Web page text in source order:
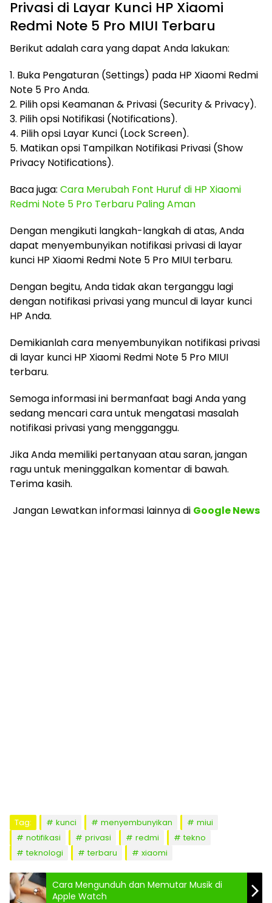
Privasi di Layar Kunci HP Xiaomi
Redmi Note 5 Pro MIUI Terbaru
Berikut adalah cara yang dapat Anda lakukan:
1. Buka Pengaturan (Settings) pada HP Xiaomi Redmi
Note 5 Pro Anda.
2. Pilih opsi Keamanan & Privasi (Security & Privacy).
3. Pilih opsi Notifikasi (Notifications).
4. Pilih opsi Layar Kunci (Lock Screen).
5. Matikan opsi Tampilkan Notifikasi Privasi (Show
Privacy Notifications).
Baca juga: Cara Merubah Font Huruf di HP Xiaomi
Redmi Note 5 Pro Terbaru Paling Aman
Dengan mengikuti langkah-langkah di atas, Anda
dapat menyembunyikan notifikasi privasi di layar
kunci HP Xiaomi Redmi Note 5 Pro MIUI terbaru.
Dengan begitu, Anda tidak akan terganggu lagi
dengan notifikasi privasi yang muncul di layar kunci
HP Anda.
Demikianlah cara menyembunyikan notifikasi privasi
di layar kunci HP Xiaomi Redmi Note 5 Pro MIUI
terbaru.
Semoga informasi ini bermanfaat bagi Anda yang
sedang mencari cara untuk mengatasi masalah
notifikasi privasi yang mengganggu.
Jika Anda memiliki pertanyaan atau saran, jangan
ragu untuk meninggalkan komentar di bawah.
Terima kasih.
Jangan Lewatkan informasi lainnyadi Google News
Tag: kunci menyembunyikan
miui
notifikasi
privasi redmi
tekno
teknologi
terbaru xiaomi
Cara Mengunduh dan Memutar Musik di
Apple Watch